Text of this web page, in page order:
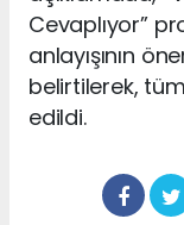
Cevaplıyor”
anlayışının
belirtilerek,
edildi.